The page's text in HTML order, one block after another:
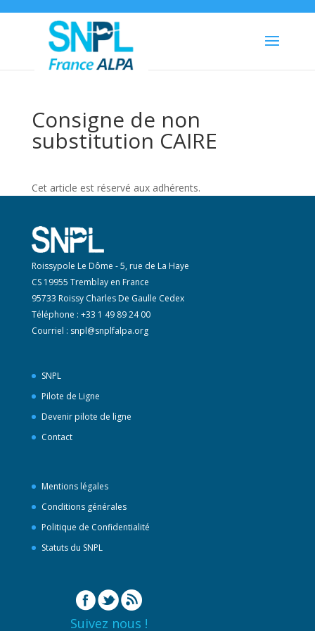
Consigne de non
substitution CAIRE
Cet article est réservé aux adhérents.
Roissypole Le Dôme - 5, rue de La Haye
CS 19955 Tremblay en France
95733 Roissy Charles De Gaulle Cedex
Téléphone : +33 1 49 89 24 00
Courriel : snpl@snplfalpa.org
SNPL
Pilote de Ligne
Devenir pilote de ligne
Contact
Mentions légales
Conditions générales
Politique de Confidentialité
Statuts du SNPL
Suivez nous !